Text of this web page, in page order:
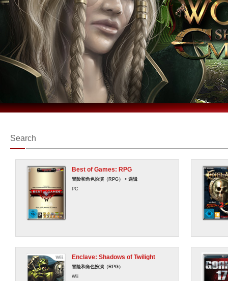
Search
Best of Games: RPG
冒险和角色扮演（RPG） • 选辑
PC
Enclave: Shadows of Twilight
冒险和角色扮演（RPG）
Wii